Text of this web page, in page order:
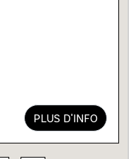
PLUS D'INFO